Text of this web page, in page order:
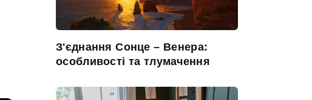
З'єднання Сонце – Венера:
особливості та тлумачення